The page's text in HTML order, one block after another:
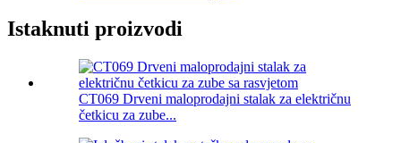
Istaknuti proizvodi
CT069 Drveni maloprodajni stalak za električnu
četkicu za zube...